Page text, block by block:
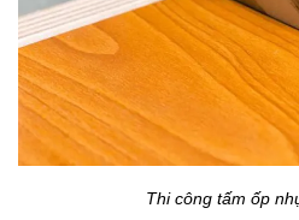
Thi công tấm ốp